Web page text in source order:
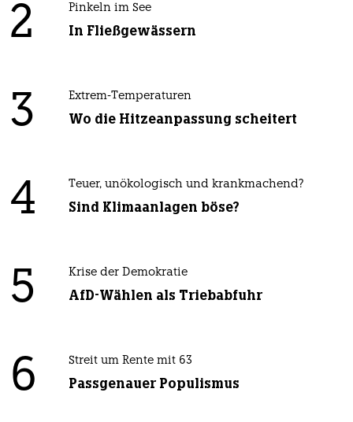
2 Pinkeln im See
In Fließgewässern
3 Extrem-Temperaturen
Wo die Hitzeanpassung scheitert
4 Teuer, unökologisch und krankmachend?
Sind Klimaanlagen böse?
5 Krise der Demokratie
AfD-Wählen als Triebabfuhr
6 Streit um Rente mit 63
Passgenauer Populismus